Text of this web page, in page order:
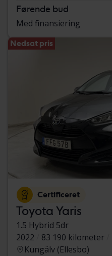
Førende bud
Med finansiering
Nedsat pris
Certificeret
Toyota Yaris
1.5 Hybrid 5dr
2022
83 190 kilometer
Kungälv (Ellesbo)